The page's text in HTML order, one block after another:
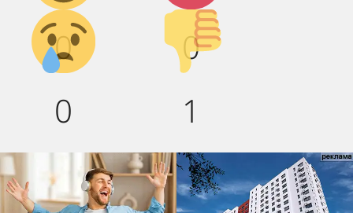
0 0
Грусть :(
0
Палец
вниз!
1